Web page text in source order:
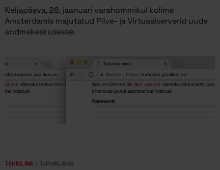
Neljapäeva, 26. jaanuari varahommikul kolime
Amsterdamis majutatud Pilve- ja Virtuaalserverid uude
andmekeskusesse.
TEHNILINE TURVALISUS